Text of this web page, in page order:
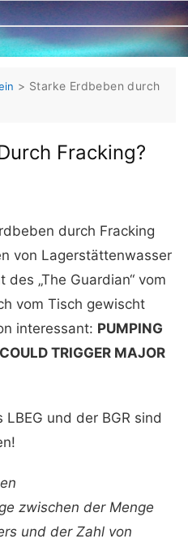
> Starke Erdbeben durch
Fracking?
durch Fracking
von Lagerstättenwasser
„The Guardian“ vom
vom Tisch gewischt
interessant: PUMPING
TRIGGER MAJOR
und der BGR sind
zwischen der Menge
und der Zahl von